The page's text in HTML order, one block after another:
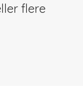
flere